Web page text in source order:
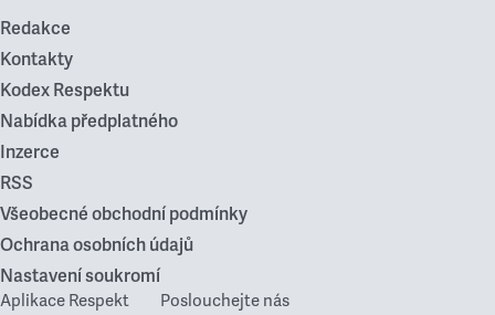
Redakce
Kontakty
Kodex Respektu
Nabídka předplatného
Inzerce
RSS
Všeobecné obchodní podmínky
Ochrana osobních údajů
Nastavení soukromí
Aplikace Respekt Poslouchejte nás